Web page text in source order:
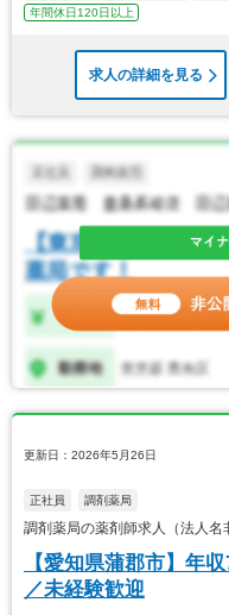
年間休日120日以上
求人の詳細を見る
更新日：2026年5月26日
正社員 調剤薬局
調剤薬局の薬剤師求人（法人
【愛知県蒲郡市】年
／未経験歓迎